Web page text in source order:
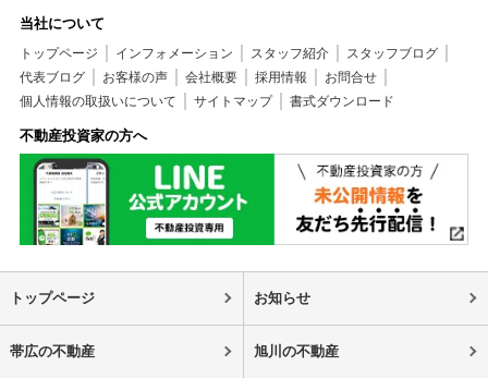
当社について
トップページ インフォメーション スタッフ紹介
スタッフブログ
代表ブログ
お客様の声 会社概要 採用情報
お問合せ
個人情報の取扱いについて
サイトマップ 書式ダウンロード
不動産投資家の方へ
トップページ お知らせ
帯広の不動産 旭川の不動産